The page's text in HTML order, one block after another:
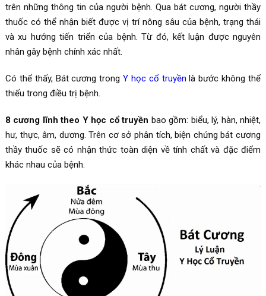
trên những thông tin của người bệnh. Qua bát cương, người thầy
thuốc có thể nhận biết được vị trí nông sâu của bệnh, trạng thái
và xu hướng tiến triển của bệnh. Từ đó, kết luận được nguyên
nhân gây bệnh chính xác nhất.
Có thể thấy, Bát cương trongY học cổ truyền là bước không thể
thiếu trong điều trị bệnh.
8 cương lĩnh theo Y học cổ truyền bao gồm: biểu, lý, hàn, nhiệt,
hư, thực, âm, dương. Trên cơ sở phân tích, biện chứng bát cương
thầy thuốc sẽ có nhận thức toàn diện về tính chất và đặc điểm
khác nhau của bệnh.